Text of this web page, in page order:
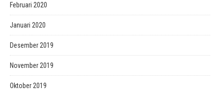
Februari 2020
Januari 2020
Desember 2019
November 2019
Oktober 2019